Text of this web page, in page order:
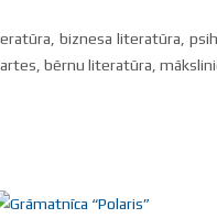
biznesa literatūra,
bērnu literatūra,